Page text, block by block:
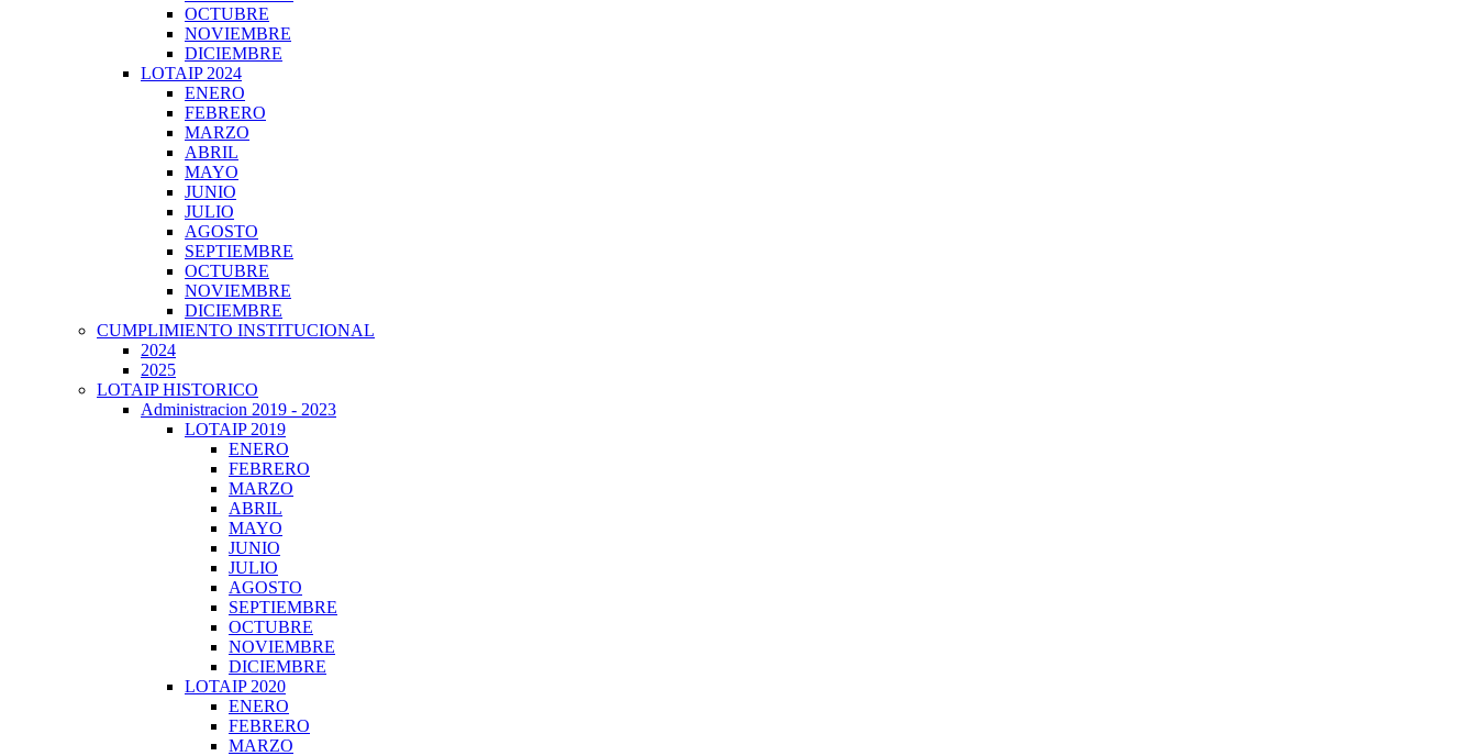
OCTUBRE
NOVIEMBRE
DICIEMBRE
LOTAIP 2024
ENERO
FEBRERO
MARZO
ABRIL
MAYO
JUNIO
JULIO
AGOSTO
SEPTIEMBRE
OCTUBRE
NOVIEMBRE
DICIEMBRE
CUMPLIMIENTO INSTITUCIONAL
2024
2025
LOTAIP HISTORICO
Administracion 2019 - 2023
LOTAIP 2019
ENERO
FEBRERO
MARZO
ABRIL
MAYO
JUNIO
JULIO
AGOSTO
SEPTIEMBRE
OCTUBRE
NOVIEMBRE
DICIEMBRE
LOTAIP 2020
ENERO
FEBRERO
MARZO